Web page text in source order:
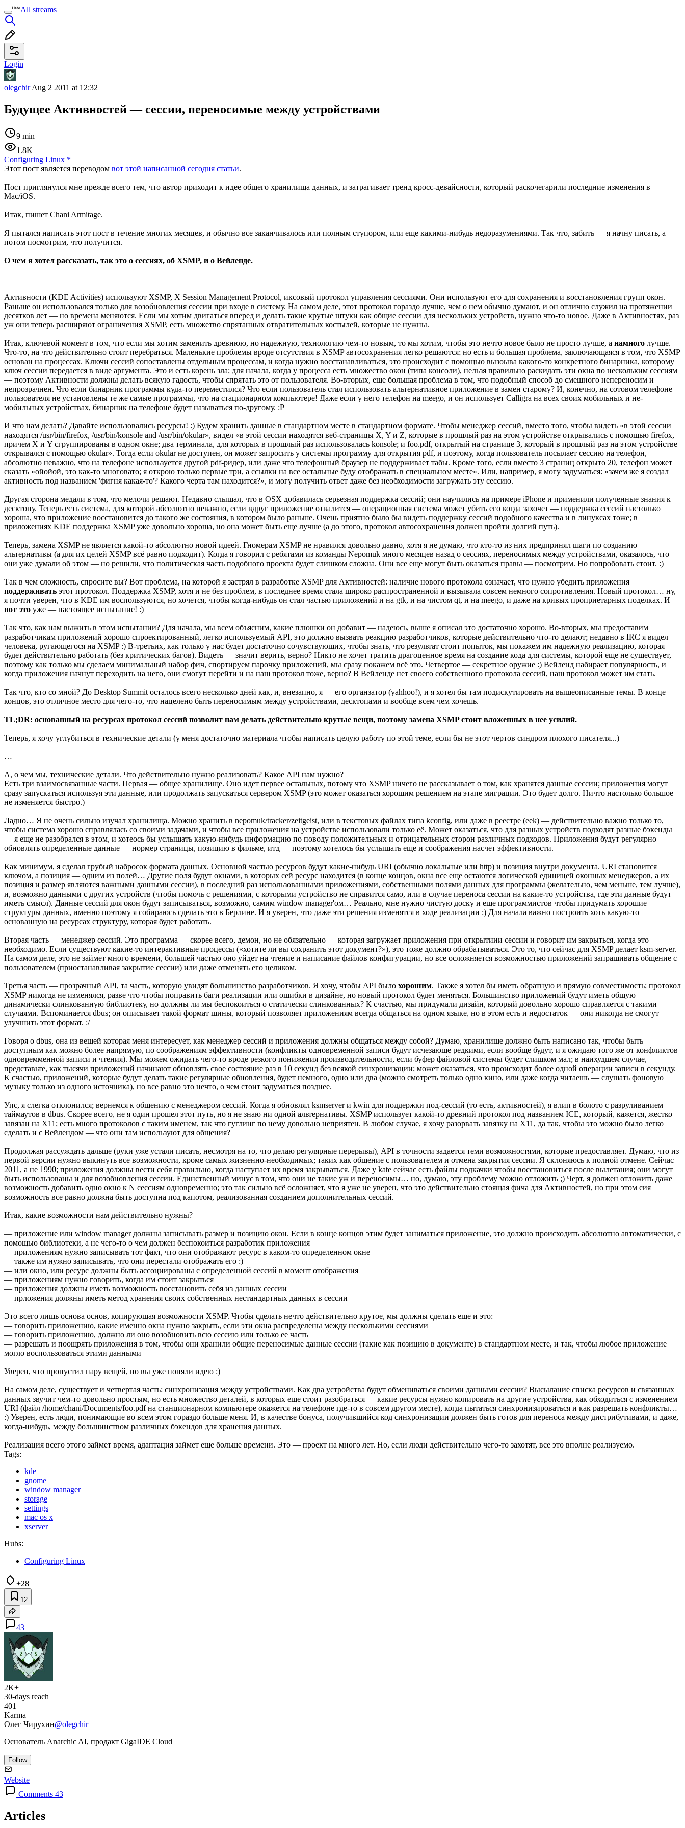
All streams
Login
olegchirAug 2 2011 at 12:32
Будущее Активностей — сессии, переносимые между устройствами
9 min
1.8K
Configuring Linux *
Этот пост является переводом вот этой написанной сегодня статьи.
Пост приглянулся мне прежде всего тем, что автор приходит к идее общего хранилища данных, и затрагивает тренд кросс-девайсности, который раскочегарили последние изменения в
Mac/iOS.
Итак, пишет Chani Armitage.
Я пытался написать этот пост в течение многих месяцев, и обычно все заканчивалось или полным ступором, или еще какими-нибудь недоразумениями. Так что, забить — я начну писать, а
потом посмотрим, что получится.
О чем я хотел рассказать, так это о сессиях, об XSMP, и о Вейленде.
Активности (KDE Activities) используют XSMP, X Session Management Protocol, иксовый протокол управления сессиями. Они используют его для сохранения и восстановления групп окон.
Раньше он использовался только для возобновления сессии при входе в систему. На самом деле, этот протокол гораздо лучше, чем о нем обычно думают, и он отлично служил на протяжении
десятков лет — но времена меняются. Если мы хотим двигаться вперед и делать такие крутые штуки как общие сессии для нескольких устройств, нужно что-то новое. Даже в Активностях, раз
уж они теперь расширяют ограничения XSMP, есть множетво спрятанных отвратительных костылей, которые не нужны.
Итак, ключевой момент в том, что если мы хотим заменить древнюю, но надежную, технологию чем-то новым, то мы хотим, чтобы это нечто новое было не просто лучше, а намного лучше.
Что-то, на что действительно стоит перебраться. Маленькие проблемы вроде отсутствия в XSMP автосохранения легко решаются; но есть и большая проблема, заключающаяся в том, что XSMP
основан на процессах. Ключи сессий сопоставлены отдельным процессам, и когда нужно восстанавливаться, это происходит с помощью вызоыва какого-то конкретного бинарника, которому
ключ сессии передается в виде аргумента. Это и есть корень зла; для начала, когда у процесса есть множество окон (типа консоли), нельзя правильно раскидать эти окна по нескольким сессиям
— поэтому Активности должны делать всякую гадость, чтобы спрятать это от пользователя. Во-вторых, еще большая проблема в том, что подобный способ до смешного непереносим и
непрозрачнен. Что если бинарник программы куда-то переместился? Что если пользователь стал использовать альтернативное приложение в замен старому? И, конечно, на сотовом телефоне
пользователя не установлены те же самые программы, что на стационарном компьютере! Даже если у него телефон на meego, и он использует Calligra на всех своих мобильных и не-
мобильных устройствах, бинарник на телефоне будет называться по-другому. :P
И что нам делать? Давайте использовались ресурсы! :) Будем хранить данные в стандартном месте в стандартном формате. Чтобы менеджер сессий, вместо того, чтобы видеть «в этой сессии
находятся /usr/bin/firefox, /usr/bin/konsole and /usr/bin/okular», видел «в этой сессии находятся веб-страницы X, Y и Z, которые в прошлый раз на этом устройстве открывались с помощью firefox,
причем X и Y сгруппированы в одном окне; два терминала, для которых в прошлый раз использовалась konsole; и foo.pdf, открытый на странице 3, который в прошлый раз на этом устройстве
открывался с помощью okular». Тогда если okular не доступен, он может запросить у системы программу для открытия pdf, и поэтому, когда пользователь посылает сессию на телефон,
абсолютно неважно, что на телефоне используется другой pdf-ридер, или даже что телефонный браузер не поддерживает табы. Кроме того, если вместо 3 страниц открыто 20, телефон может
сказать «ойойой, это как-то многовато; я открою только первые три, а ссылки на все остальные буду отображать в специальном месте». Или, например, я могу задуматься: «зачем же я создал
активность под названием 'фигня какая-то'? Какого черта там находится?», и могу получить ответ даже без необходимости загружать эту сессию.
Другая сторона медали в том, что мелочи решают. Недавно слышал, что в OSX добавилась серьезная поддержка сессий; они научились на примере iPhone и применили полученные знания к
десктопу. Теперь есть система, для которой абсолютно неважно, если вдруг приложение отвалится — операционная система может убить его когда захочет — поддержка сессий настолько
хороша, что приложение восстановится до такого же состояния, в котором было раньше. Очень приятно было бы видеть поддержку сессий подобного качества и в линуксах тоже; в
приложениях KDE поддержка XSMP уже довольно хороша, но она может быть еще лучше (а до этого, протокол автосохранения должен пройти долгий путь).
Теперь, замена XSMP не является какой-то абсолютно новой идеей. Гномерам XSMP не нравился довольно давно, хотя я не думаю, что кто-то из них предпринял шаги по созданию
альтернативы (а для их целей XSMP всё равно подходит). Когда я говорил с ребятами из команды Nepomuk много месяцев назад о сессиях, переносимых между устройствами, оказалось, что
они уже думали об этом — но решили, что политическая часть подобного проекта будет слишком сложна. Они все еще могут быть оказаться правы — посмотрим. Но попробовать стоит. :)
Так в чем сложность, спросите вы? Вот проблема, на которой я застрял в разработке XSMP для Активностей: наличие нового протокола означает, что нужно убедить приложения
поддерживать этот протокол. Поддержка XSMP, хотя и не без проблем, в последнее время стала широко распространенной и вызывала совсем немного сопротивления. Новый протокол… ну,
я почти уверен, что в KDE им воспользуются, но хочется, чтобы когда-нибудь он стал частью приложений и на gtk, и на чистом qt, и на meego, и даже на кривых проприетарных поделках. И
вот это уже — настоящее испытание! :)
Так что, как нам выжить в этом испытании? Для начала, мы всем объясним, какие плюшки он добавит — надеюсь, выше я описал это достаточно хорошо. Во-вторых, мы предоставим
разработчикам приложений хорошо спроектированный, легко используемый API, это должно вызвать реакцию разработчиков, которые действительно что-то делают; недавно в IRC я видел
человека, ругающегося на XSMP :) В-третьих, как только у нас будет достаточно сочувствующих, чтобы знать, что результат стоит попыток, мы покажем им надежную реализацию, которая
будет действительно работать (без критических багов). Видеть — значит верить, верно? Никто не хочет тратить драгоценное время на создание кода для системы, которой еще не существует,
поэтому как только мы сделаем минимальный набор фич, спортируем парочку приложений, мы сразу покажем всё это. Четвертое — секретное оружие :) Вейленд набирает популярность, и
когда приложения начнут переходить на него, они смогут перейти и на наш протокол тоже, верно? В Вейленде нет своего собственного протокола сессий, наш протокол может им стать.
Так что, кто со мной? До Desktop Summit осталось всего несколько дней как, и, внезапно, я — его органзатор (yahhoo!), и я хотел бы там подискутировать на вышеописанные темы. В конце
концов, это отличное место для чего-то, что нацелено быть переносимым между устройствами, десктопами и вообще всем чем хочешь.
TL;DR: основанный на ресурсах протокол сессий позволит нам делать действительно крутые вещи, поэтому замена XSMP стоит вложенных в нее усилий.
Теперь, я хочу углубиться в технические детали (у меня достаточно материала чтобы написать целую работу по этой теме, если бы не этот чертов синдром плохого писателя...)
…
А, о чем мы, технические детали. Что действительно нужно реализовать? Какое API нам нужно?
Есть три взаимосвязанные части. Первая — общее хранилище. Оно идет первее остальных, потому что XSMP ничего не рассказывает о том, как хранятся данные сессии; приложения могут
сразу запускаться используя эти данные, или продолжать запускаться сервером XSMP (это может оказаться хорошим решением на этапе миграции. Это будет долго. Ничто настолько большое
не изменяется быстро.)
Ладно… Я не очень сильно изучал хранилища. Можно хранить в nepomuk/tracker/zeitgeist, или в текстовых файлах типа kconfig, или даже в реестре (eek) — действительно важно только то,
чтобы система хорошо справлялась со своими задачами, и чтобы все приложения на устройстве использовали только её. Может оказаться, что для разных устройств подходят разные бэкенды
— я еще не разобрался в этом, и хотеось бы услышать какую-нибудь информацию по поводу положительных и отрицательных сторон различных подходов. Приложения будут регулярно
обновлять определенные данные — нормер страницы, позицию в фильме, итд — поэтому хотелось бы услышать еще и соображения насчет эффективности.
Как минимум, я сделал грубый набросок формата данных. Основной частью ресурсов будут какие-нибудь URI (обычно локальные или http) и позиция внутри документа. URI становится
ключом, а позиция — одним из полей… Другие поля будут окнами, в которых сей ресурс находится (в конце концов, окна все еще остаются логической единицей оконных менеджеров, а их
позиция и размер являются важными данными сессии), в последний раз использованными приложениями, собственными полями данных для программы (желательно, чем меньше, тем лучше),
и, возможно данными с других устройств (чтобы помочь с решениями, с которыми устройство не справится само, или в случае переноса сессии на какие-то устройства, где эти данные будут
иметь смысл). Данные сессий для окон будут записываться, возможно, самим window manager'ом… Реально, мне нужно чистую доску и еще программистов чтобы придумать хорошие
структуры данных, именно поэтому я собираюсь сделать это в Берлине. И я уверен, что даже эти решения изменятся в ходе реализации :) Для начала важно построить хоть какую-то
основанную на ресурсах структуру, которая будет работать.
Вторая часть — менеджер сессий. Это программа — скорее всего, демон, но не обязательно — которая загружает приложения при открытиии сессии и говорит им закрыться, когда это
необходимо. Если существуют какие-то интерактивные процессы («хотите ли вы сохранить этот документ?»), это тоже должно обрабатываться. Это то, что сейчас для XSMP делает ksm-server.
На самом деле, это не займет много времени, большей частью оно уйдет на чтение и написание файлов конфигурации, но все осложняется возможностью приложений запрашивать общение с
пользователем (приостанавливая закрытие сессии) или даже отменять его целиком.
Третья часть — прозрачный API, та часть, которую увидят большинство разработчиков. Я хочу, чтобы API было хорошим. Также я хотел бы иметь обратную и прямую совместимость; протокол
XSMP никогда не изменялся, разве что чтобы поправить баги реализации или ошибки в дизайне, но новый протокол будет меняться. Большинство приложений будут иметь общую
динамически слинкованную библиотеку, но должны ли мы беспокоиться о статически слинкованных? К счастью, мы придумали дизайн, который довольно хорошо справляется с такими
случаями. Вспоминается dbus; он описывает такой формат шины, который позволяет приложениям всегда общаться на одном языке, но в этом есть и недостаток — они никогда не смогут
улучшить этот формат. :/
Говоря о dbus, она из вещей которая меня интересует, как менеджер сессий и приложения должны общаться между собой? Думаю, хранилище должно быть написано так, чтобы быть
доступным как можно более напрямую, по соображениям эффективности (конфликты одновременной записи будут исчезающе редкими, если вообще будут, и я ожидаю того же от конфликтов
одновремменной записи и чтения). Мы можем ожидать чего-то вроде резкого понижения производительности, если буфер файловой системы будет слишком мал; в наихудшем случае,
представьте, как тысячи приложений начинают обновлять свое состояние раз в 10 секунд без всякой синхронизации; может оказаться, что происходит более одной операции записи в секунду.
К счастью, приложений, которые будут делать такие регулярные обновления, будет немного, одно или два (можно смотреть только одно кино, или даже когда читаешь — слушать фоновую
музыку только из одного источника), но все равно это нечто, о чем стоит задуматься позднее.
Упс, я слегка отклонился; вернемся к общению с менеджером сессий. Когда я обновлял ksmserver и kwin для поддержки под-сессий (то есть, активностей), я влип в болото с разруливанием
таймаутов в dbus. Скорее всего, не я один прошел этот путь, но я не знаю ни одной альтернативы. XSMP использует какой-то древний протокол под названием ICE, который, кажется, жестко
завязан на X11; есть много протоколов с таким именем, так что гуглинг по нему довольно неприятен. В любом случае, я хочу разорвать завязку на X11, да так, чтобы это можно было легко
сделать и с Вейлендом — что они там используют для общения?
Продолжая рассуждать дальше (руки уже устали писать, несмотря на то, что делаю регулярные перерывы), API в точности задается теми возможностями, которые предоставляет. Думаю, что из
первой версии нужно выкинуть все возможности, кроме самых жизненно-необходимых; таких как общение с пользователем и отмена закрытия сессии. Я склоняюсь к полной отмене. Сейчас
2011, а не 1990; приложения должны вести себя правильно, когда наступает их время закрываться. Даже у kate сейчас есть файлы подкачки чтобы восстановиться после вылетания; они могут
быть использованы и для возобновления сессии. Единственный минус в том, что они не такие уж и переносимы… но, думаю, эту проблему можно отложить ;) Черт, я должен отложить даже
возможность добавить одно окно к N сессиям одновременно; это так сильно всё осложняет, что я уже не уверен, что это действительно стоящая фича для Активностей, но при этом сия
возможность все равно должна быть доступна под капотом, реализованная созданием дополнительных сессий.
Итак, какие возможности нам действительно нужны?
— приложение или window manager должны записывать размер и позицию окон. Если в конце концов этим будет заниматься приложение, это должно происходить абсолютно автоматически, с
помощью библиотеки, а не чего-то о чем должен беспокоиться разработик приложения
— приложениям нужно записывать тот факт, что они отображают ресурс в каком-то определенном окне
— также им нужно записывать, что они перестали отображать его :)
— или окно, или ресурс должны быть ассоциированы с определенной сессий в момент отображения
— приложениям нужно говорить, когда им стоит закрыться
— приложения должны иметь возможность восстановить себя из данных сессии
— прложения должны иметь метод хранения своих собственных нестандартных данных в сессии
Это всего лишь основа основ, копирующая возможности XSMP. Чтобы сделать нечто действительно крутое, мы должны сделать еще и это:
— говорить приложению, какие именно окна нужно закрыть, если эти окна распределены между несколькими сессиями
— говорить приложению, должно ли оно возобновить всю сессию или только ее часть
— разрешать и поощрять приложения в том, чтобы они хранили общие переносимые данные сессии (такие как позицию в документе) в стандартном месте, и так, чтобы любое приложение
могло воспользоваться этими данными
Уверен, что пропустил пару вещей, но вы уже поняли идею :)
На самом деле, существует и четвертая часть: синхронизация между устройствами. Как два устройства будут обмениваться своими данными сессии? Высылание списка ресурсов и связанных
данных звучит чем-то довольно простым, но есть множество деталей, в которых еще стоит разобраться — какие ресурсы нужно копировать на другие устройства, как обходиться с изменением
URI (файл /home/chani/Documents/foo.pdf на станционарном компьютере окажется на телефоне где-то в совсем другом месте), когда пытаться синхронизироваться и как разрешать конфликты…
:) Уверен, есть люди, понимающие во всем этом гораздо больше меня. И, в качестве бонуса, получившийся код синхронизации должен быть готов для переноса между дистрибутивами, и даже,
когда-нибудь, между большинством различных бэкендов для хранения данных.
Реализация всего этого займет время, адаптация займет еще больше времени. Это — проект на много лет. Но, если люди действительно чего-то захотят, все это вполне реализуемо.
Tags:
kde
gnome
window manager
storage
settings
mac os x
xserver
Hubs:
Configuring Linux
+28
12
43
2K+
30-days reach
401
Karma
Олег Чирухин@olegchir
Основатель Anarchic AI, продакт GigaIDE Cloud
Follow
Website
Comments 43
Articles